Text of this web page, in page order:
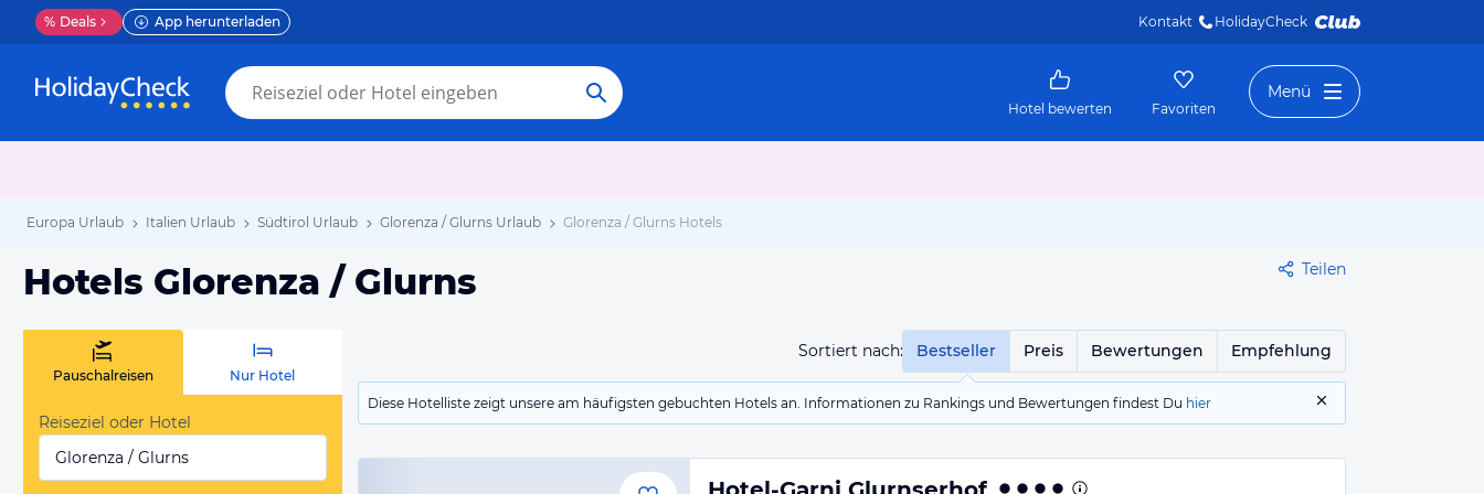
% Deals App herunterladen Kontakt HolidayCheck
Hotel bewerten Favoriten
Menü
Europa Urlaub Italien Urlaub Südtirol Urlaub Glorenza / Glurns Urlaub Glorenza / Glurns Hotels
Hotels Glorenza / Glurns Teilen
Sortiert nach: Bestseller Preis Bewertungen Empfehlung
Diese Hotelliste zeigt unsere am häufigsten gebuchten Hotels an. Informationen zu Rankings und Bewertungen findest Du hier
Pauschalreisen Nur Hotel
Reiseziel oder Hotel
Glorenza / Glurns